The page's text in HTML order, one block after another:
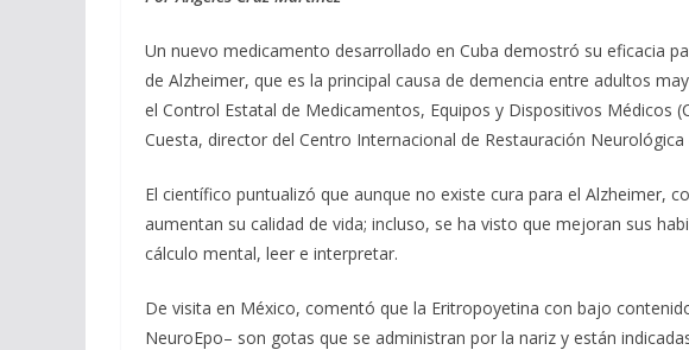
b
o
o
k
gr
a
m
s
A
p
p
l p
ar
ti
r
Un nuevo medicamento desarrollado en Cuba demostró su eficacia
de Alzheimer, que es la principal causa de demencia entre adultos
el Control Estatal de Medicamentos, Equipos y Dispositivos Médicos
Cuesta, director del Centro Internacional de Restauración Neurológica
El científico puntualizó que aunque no existe cura para el Alzheimer,
aumentan su calidad de vida; incluso, se ha visto que mejoran sus
cálculo mental, leer e interpretar.
De visita en México, comentó que la Eritropoyetina con bajo
NeuroEpo– son gotas que se administran por la nariz y están